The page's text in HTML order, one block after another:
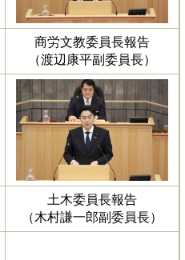
商労文教委員長報告
（渡辺康平副委員長）
土木委員長報告
（木村謙一郎副委員長）